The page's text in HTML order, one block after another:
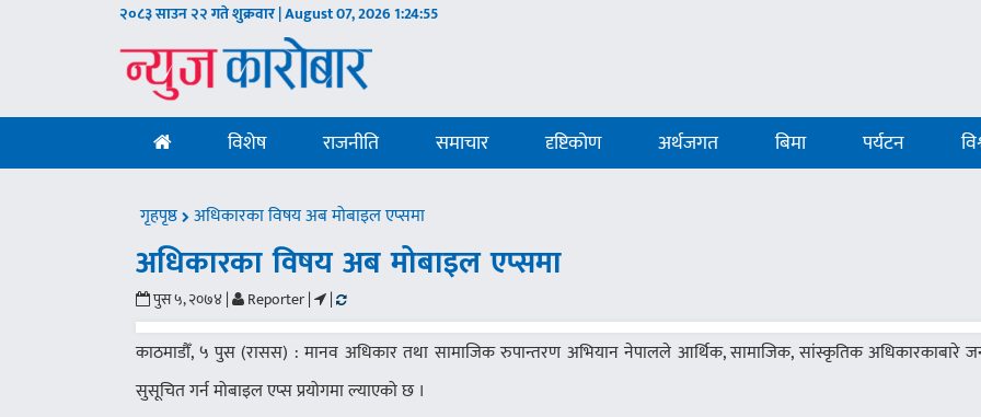
२०८३ साउन २२ गते शुक्रवार | August 07, 20261:24:56
विशेष राजनीति समाचार दृष्टिकोण अर्थजगत बिमा पर्यटन
गृहपृष्ठ अधिकारका विषय अब मोबाइल एप्समा
अधिकारका विषय अब मोबाइल एप्समा
पुस ५, २०७४ | Reporter | |
काठमाडौँ, ५ पुस (रासस) : मानव अधिकार तथा सामाजिक रुपान्तरण अभियान नेपालले आर्थिक, सामाजिक, सांस्कृतिक अधिकारकाबारे
सुसूचित गर्न मोबाइल एप्स प्रयोगमा ल्याएको छ ।